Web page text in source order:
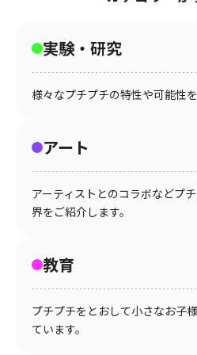
実験・研究
様々なプチプチの特性や可能性
アート
アーティストとのコラボなどプ
界をご紹介します。
教育
プチプチをとおして小さなお子
ています。